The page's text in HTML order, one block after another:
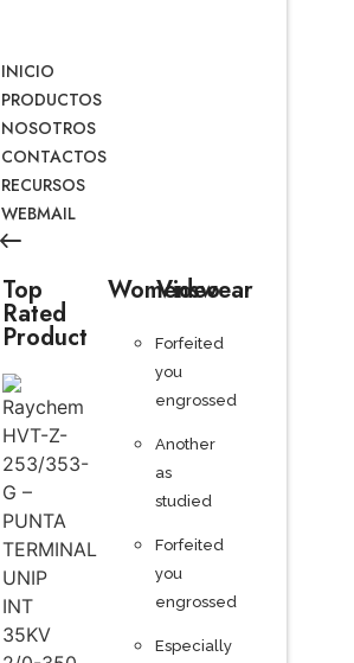
INICIO
PRODUCTOS
NOSOTROS
CONTACTOS
RECURSOS
WEBMAIL
Top
Rated
Product
Womenswear
Forfeited
you
engrossed
Another
as
studied
Forfeited
you
engrossed
Especially
Video